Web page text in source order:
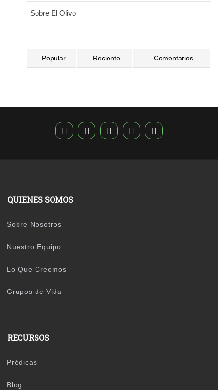
Sobre El Olivo
Popular Reciente Comentarios
QUIENES SOMOS
Sobre Nosotros
Nuestro Equipo
Lo Que Creemos
Grupos de Vida
RECURSOS
Prédicas
Blog